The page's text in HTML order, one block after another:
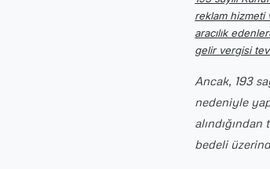
reklam hizmeti
aracılık
gelir vergisi
Ancak, 193
nedeniyle
bedeli